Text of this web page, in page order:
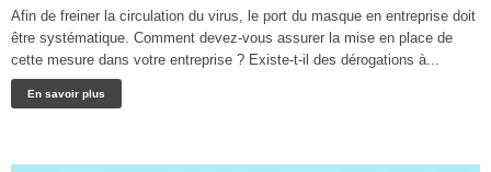
Afin de freiner la circulation du virus, le port du masque en entreprise doit
être systématique. Comment devez-vous assurer la mise en place de
cette mesure dans votre entreprise ? Existe-t-il des dérogations à...
En savoir plus